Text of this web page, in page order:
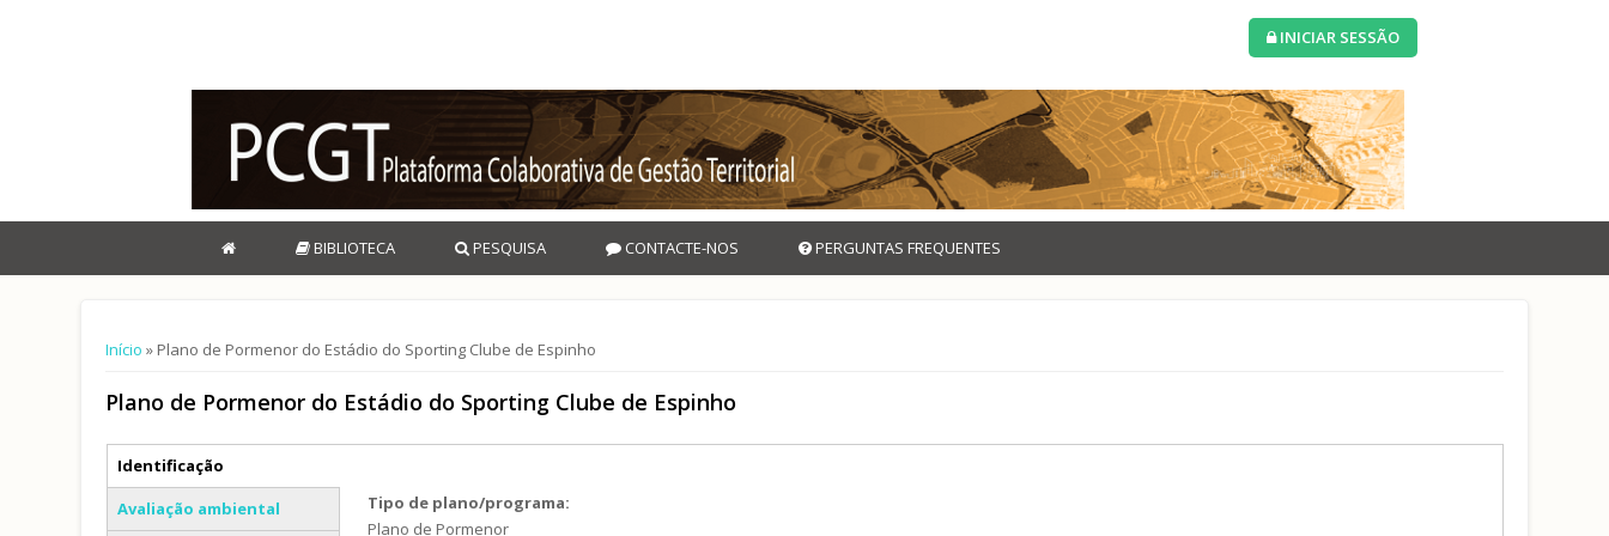
INICIAR SESSÃO
BIBLIOTECA PESQUISA CONTACTE-NOS PERGUNTAS FREQUENTES
Está aqui
Início » Plano de Pormenor do Estádio do Sporting Clube de Espinho
Plano de Pormenor do Estádio do Sporting Clube de Espinho
Separadores verticais
Identificação
(separador ativo)
Avaliação ambiental
Tipo de plano/programa:
Plano de Pormenor